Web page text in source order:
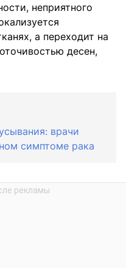
неприятного
а переходит на
десен,
врачи
симптоме рака